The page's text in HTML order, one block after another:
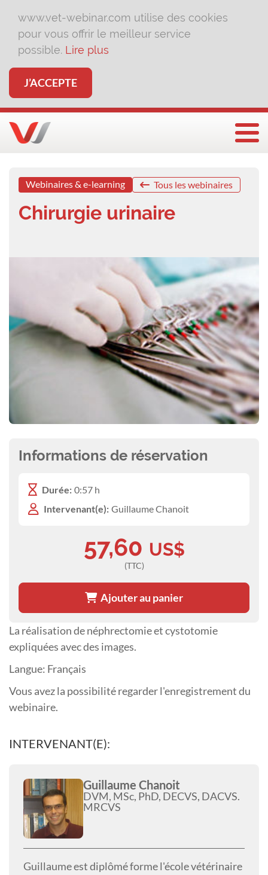
www.vet-webinar.com utilise des cookies
pour vous offrir le meilleur service
possible. Lire plus
J’ACCEPTE
Webinaires & e-learning Tous les webinaires
Chirurgie urinaire
La réalisation de néphrectomie et cystotomie
expliquées avec des images.
Langue: Français
Vous avez la possibilité regarder l'enregistrement du
webinaire.
INTERVENANT(E):
Guillaume Chanoit
DVM, MSc, PhD, DECVS, DACVS.
MRCVS
Guillaume est diplômé forme l'école vétérinaire
Informations de réservation
Durée: 0:57 h
Intervenant(e): Guillaume Chanoit
57,60 US$
(TTC)
Ajouter au panier